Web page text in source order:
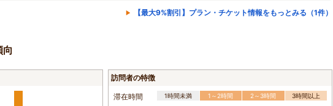
【最大9%割引】プラン・チケット情報をもっとみる（1件）
訪問者の特徴
滞在時間 1時間未満 1～2時間 2～3時間 3時間以上